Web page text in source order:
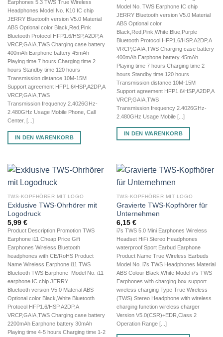
Earphones 5.3 TWS True Wireless
Headphones Model No. K10 IC chip
JERRY Bluetooth version V5.0 Material
ABS Optional color Black,Red,Pink
Bluetooth Protocol HFP1.6/HSP,A2DP,A
VRCP,GAIA,TWS Charging case battery
400mAh Earphone battery 45mAh
Playing time 7 hours Charging time 2
hours Standby time 120 hours
Transmission distance 10M-15M
Support agreement HFP1.6/HSP,A2DP,A
VRCP,GAIA,TWS
Transmission frequency 2.4026GHz-
2.480GHz Usage Mobile Phone, Call
Center, [...]
IN DEN WARENKORB
Model No. TWS Earphone IC chip
JERRY Bluetooth version V5.0 Material
ABS Optional color
Black,Red,Pink,White,Blue,Purple
Bluetooth Protocol HFP1.6/HSP,A2DP,A
VRCP,GAIA,TWS Charging case battery
400mAh Earphone battery 45mAh
Playing time 7 hours Charging time 2
hours Standby time 120 hours
Transmission distance 10M-15M
Support agreement HFP1.6/HSP,A2DP,A
VRCP,GAIA,TWS
Transmission frequency 2.4026GHz-
2.480GHz Usage Mobile [...]
IN DEN WARENKORB
TWS-KOPFHÖRER MIT LOGO
Exklusive TWS-Ohrhörer mit
Logodruck
5,99 €
Product Description Promotion TWS
Earphone i11 Cheap Price Gift
Earphones Wireless Bluetooth
headphones with CE/RoHS Product
Name Wireless Earphone i11 TWS
Bluetooth TWS Earphone Model No. i11
earphone IC chip JERRY
Bluetooth version V5.0 Material ABS
Optional color Black,White Bluetooth
Protocol HFP1.6/HSP,A2DP,A
VRCP,GAIA,TWS Charging case battery
2200mAh Earphone battery 30mAh
Playing time 4-5 hours Charging time 1-2
TWS-KOPFHÖRER MIT LOGO
Gravierte TWS-Kopfhörer für
Unternehmen
6,15 €
i7s TWS 5.0 Mini Earphones Wireless
Headset HiFi Stereo Headphones
waterproof Sport Earbud Earphone
Product Name True Wireless Earbuds
Model No. i7s TWS Headphones Material
ABS Colour Black,White Model i7s TWS
Earphones with charging box support
wireless charging Type True Wireless
(TWS) Stereo Headphone with wireless
charging function wireless charger
Version V5.0(CSR)+EDR,Class 2
Operation Range [...]